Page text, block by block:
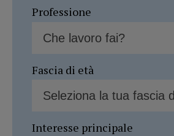
Professione
Fascia di età
Interesse principale